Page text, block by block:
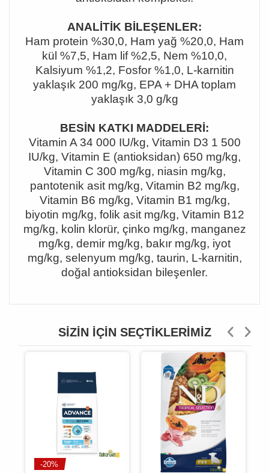
ANALİTİK BİLEŞENLER:
Ham protein %30,0, Ham yağ %20,0, Ham
kül %7,5, Ham lif %2,5, Nem %10,0,
Kalsiyum %1,2, Fosfor %1,0, L-karnitin
yaklaşık 200 mg/kg, EPA + DHA toplam
yaklaşık 3,0 g/kg
BESİN KATKI MADDELERİ:
Vitamin A 34 000 IU/kg, Vitamin D3 1 500
IU/kg, Vitamin E (antioksidan) 650 mg/kg,
Vitamin C 300 mg/kg, niasin mg/kg,
pantotenik asit mg/kg, Vitamin B2 mg/kg,
Vitamin B6 mg/kg, Vitamin B1 mg/kg,
biyotin mg/kg, folik asit mg/kg, Vitamin B12
mg/kg, kolin klorür, çinko mg/kg, manganez
mg/kg, demir mg/kg, bakır mg/kg, iyot
mg/kg, selenyum mg/kg, taurin, L-karnitin,
doğal antioksidan bileşenler.
SIZIN İÇIN SEÇTIKLERIMIZ
-20%